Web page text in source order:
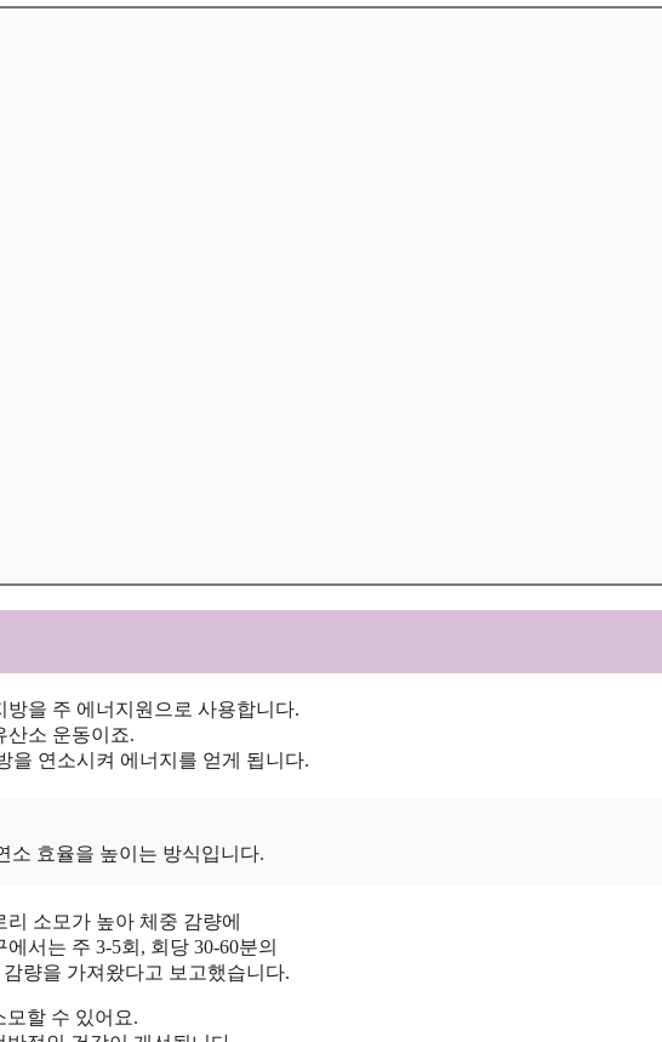
을 주 에너지원으로 사용합니다.
산소 운동이죠.
을 연소시켜 에너지를 얻게 됩니다.
소 효율을 높이는 방식입니다.
소모가 높아 체중 감량에
서는 주 3-5회, 회당 30-60분의
량을 가져왔다고 보고했습니다.
모할 수 있어요.